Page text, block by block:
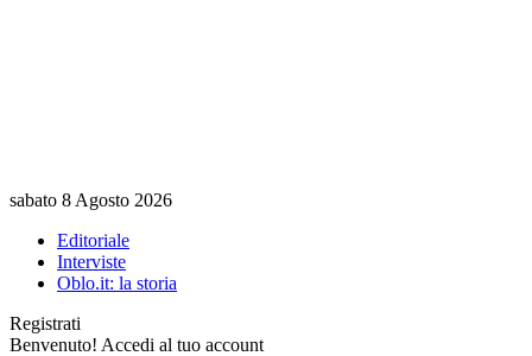
sabato 8 Agosto 2026
Editoriale
Interviste
Oblo.it: la storia
Registrati
Benvenuto! Accedi al tuo account